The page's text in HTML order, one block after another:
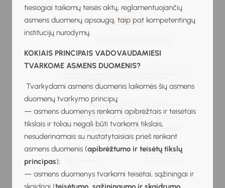
tiesiogiai taikomų teisės aktų, reglamentuojančių
asmens duomenų apsaugą, taip pat kompetentingų
institucijų nurodymų.
KOKIAIS PRINCIPAIS VADOVAUDAMIESI
TVARKOME ASMENS DUOMENIS?
Tvarkydami asmens duomenis laikomės šių asmens
duomenų tvarkymo principų:
— asmens duomenys renkami apibrėžtais ir teisėtais
tikslais ir toliau negali būti tvarkomi tikslais,
nesuderinamais su nustatytaisiais prieš renkant
asmens duomenis (apibrėžtumo ir teisėtų tikslų
principas);
— asmens duomenys tvarkomi teisėtai, sąžiningai ir
elektroninį paštą.
Po patvirtinimo grįžkite į
"profilis" -> "vaikai"ir spauskite
"redaguoti vaiko duomenis".